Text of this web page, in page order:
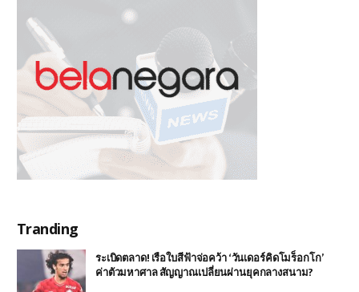
Tranding
ระเบิดตลาด! เรือใบสีฟ้าจ่อคว้า ‘วันเดอร์คิดโมร็อกโก’
ค่าตัวมหาศาล สัญญาณเปลี่ยนผ่านยุคกลางสนาม?